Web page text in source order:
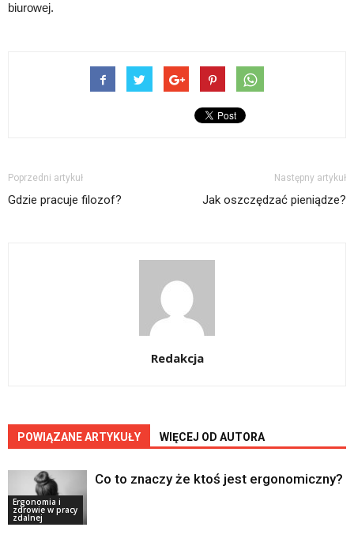
biurowej.
Poprzedni artykuł
Gdzie pracuje filozof?
Następny artykuł
Jak oszczędzać pieniądze?
Redakcja
POWIĄZANE ARTYKUŁY WIĘCEJ OD AUTORA
Ergonomia i
zdrowie w pracy
zdalnej
Co to znaczy że ktoś jest ergonomiczny?